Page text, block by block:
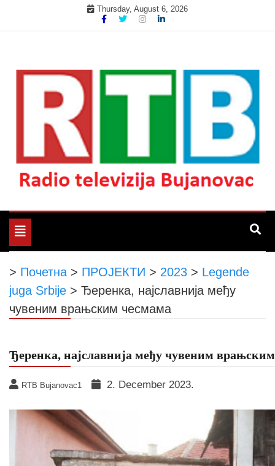
Thursday, August 6, 2026
РТБ Бујановац
Toggle
navigation
> Почетна > ПРОЈЕКТИ > 2023 > Legende
juga Srbije > Ђеренка, најславнија међу
чувеним врањским чесмама
Ђеренка, најславнија међу чувеним
RTB Bujanovac1 2. December 2023.